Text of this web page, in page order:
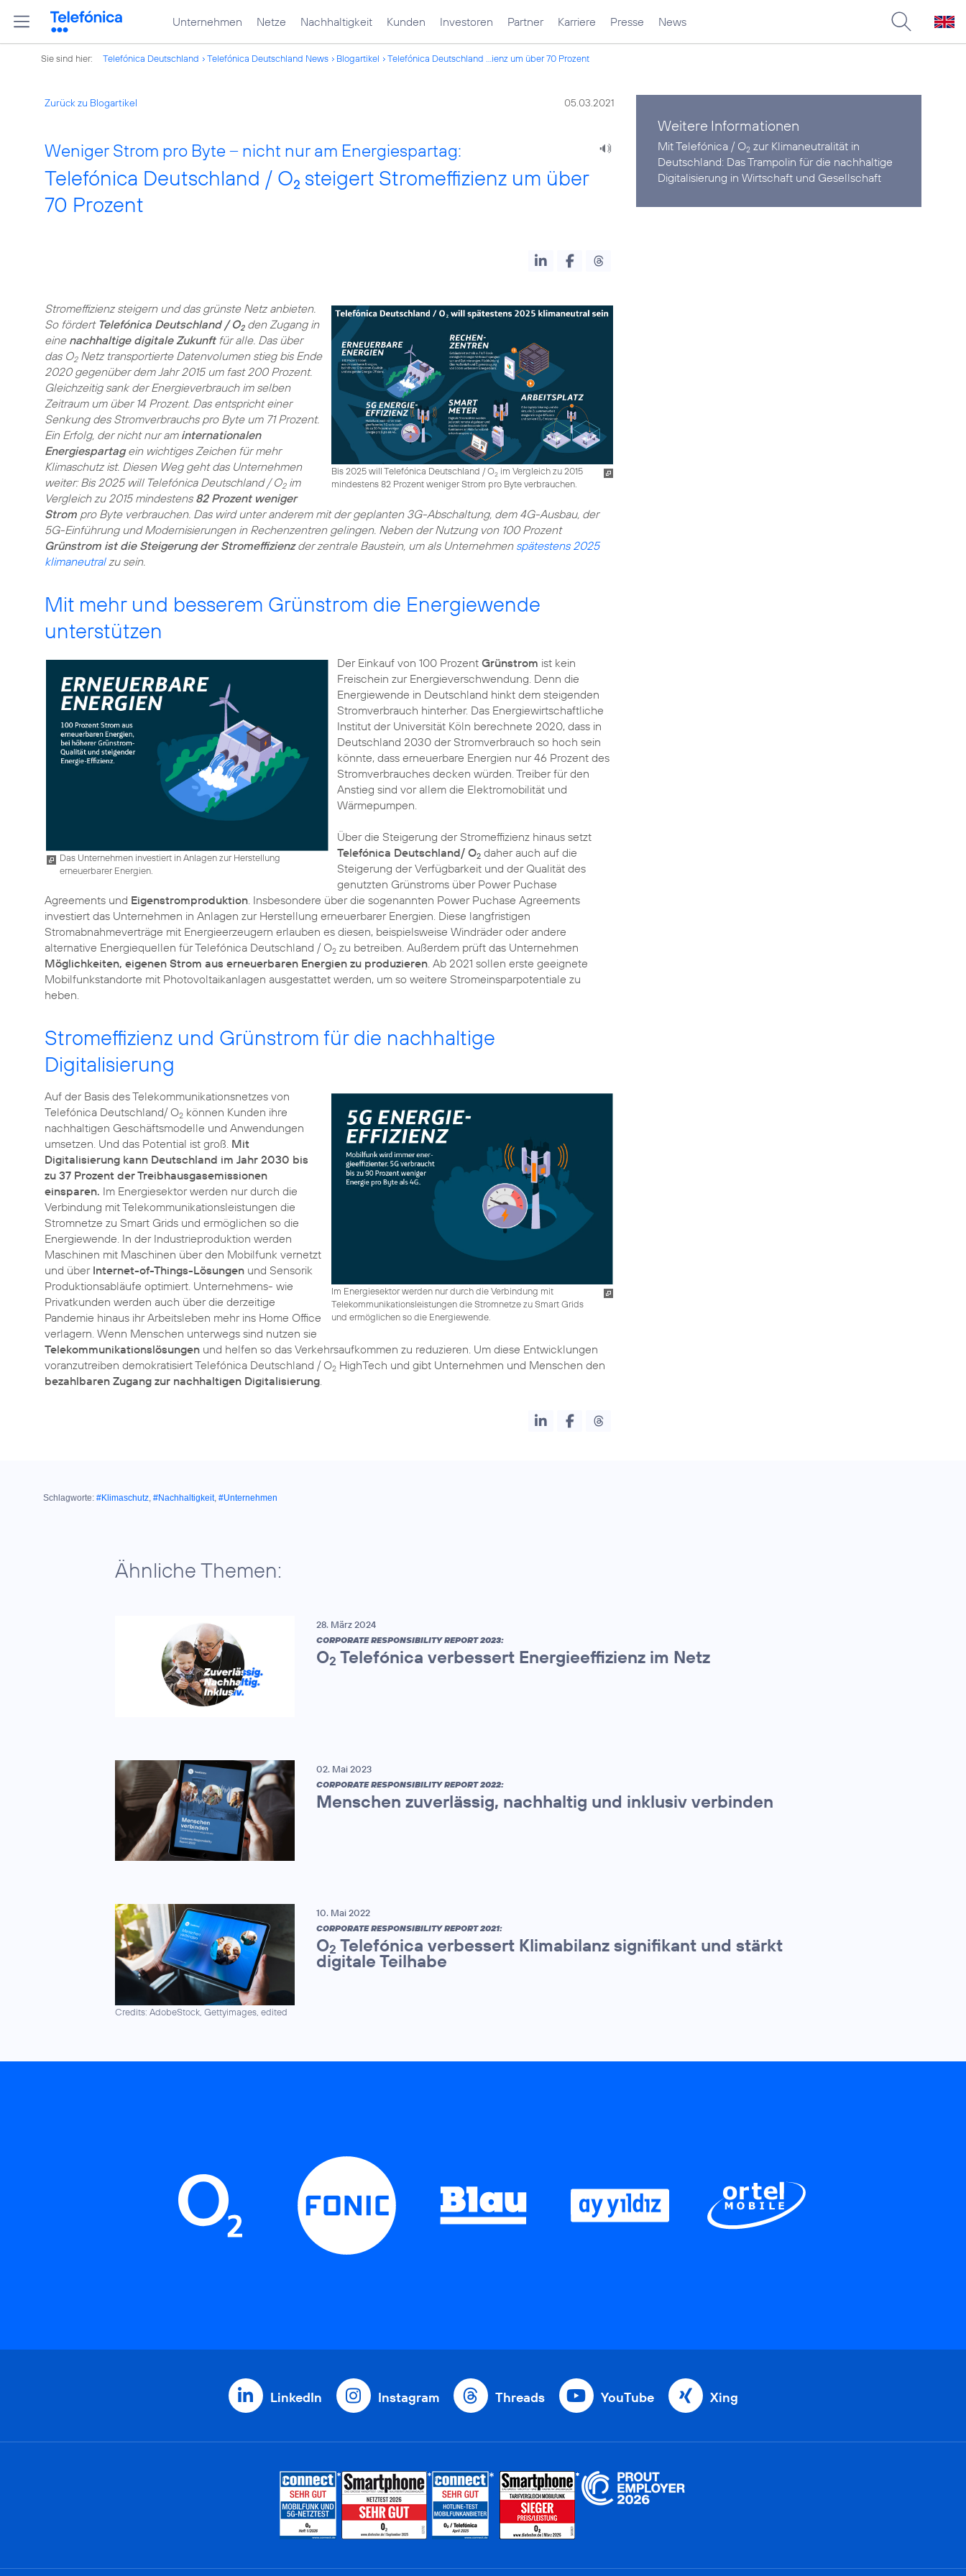
Unternehmen Netze Nachhaltigkeit Kunden Investoren Partner Karriere Presse News
Sie sind hier: Telefónica Deutschland Telefónica Deutschland News Blogartikel Telefónica Deutschland ...ienz um über 70 Prozent
Zurück zu Blogartikel 05.03.2021
Weniger Strom pro Byte – nicht nur am Energiespartag:
Telefónica Deutschland / O2 steigert Stromeffizienz um über
70 Prozent
Bis 2025 will Telefónica Deutschland / O2im Vergleich zu 2015
mindestens 82 Prozent weniger Strom pro Byte verbrauchen.
Stromeffizienz steigern und das grünste Netz anbieten.
So fördert Telefónica Deutschland / O2den Zugang in
eine nachhaltige digitale Zukunftfür alle. Das über
das O2Netz transportierte Datenvolumen stieg bis Ende
2020 gegenüber dem Jahr 2015 um fast 200 Prozent.
Gleichzeitig sank der Energieverbrauch im selben
Zeitraum um über 14 Prozent. Das entspricht einer
Senkung des Stromverbrauchs pro Byte um 71 Prozent.
Ein Erfolg, der nicht nur am internationalen
Energiespartagein wichtiges Zeichen für mehr
Klimaschutz ist. Diesen Weg geht das Unternehmen
weiter: Bis 2025 will Telefónica Deutschland / O2im
Vergleich zu 2015 mindestens 82 Prozent weniger
Strom pro Byte verbrauchen. Das wird unter anderem mit der geplanten 3G-Abschaltung, dem 4G-Ausbau, der
5G-Einführung und Modernisierungen in Rechenzentren gelingen. Neben der Nutzung von 100 Prozent
Grünstrom ist die Steigerung der Stromeffizienzder zentrale Baustein, um als Unternehmen spätestens 2025
klimaneutralzu sein.
Mit mehr und besserem Grünstrom die Energiewende
unterstützen
Das Unternehmen investiert in Anlagen zur Herstellung
erneuerbarer Energien.
Der Einkauf von 100 Prozent Grünstrom ist kein
Freischein zur Energieverschwendung. Denn die
Energiewende in Deutschland hinkt dem steigenden
Stromverbrauch hinterher. Das Energiewirtschaftliche
Institut der Universität Köln berechnete 2020, dass in
Deutschland 2030 der Stromverbrauch so hoch sein
könnte, dass erneuerbare Energien nur 46 Prozent des
Stromverbrauches decken würden. Treiber für den
Anstieg sind vor allem die Elektromobilität und
Wärmepumpen.
Über die Steigerung der Stromeffizienz hinaus setzt
Telefónica Deutschland/ O2daher auch auf die
Steigerung der Verfügbarkeit und der Qualität des
genutzten Grünstroms über Power Puchase
Agreements und Eigenstromproduktion. Insbesondere über die sogenannten Power Puchase Agreements
investiert das Unternehmen in Anlagen zur Herstellung erneuerbarer Energien. Diese langfristigen
Stromabnahmeverträge mit Energieerzeugern erlauben es diesen, beispielsweise Windräder oder andere
alternative Energiequellen für Telefónica Deutschland / O2 zu betreiben. Außerdem prüft das Unternehmen
Möglichkeiten, eigenen Strom aus erneuerbaren Energien zu produzieren. Ab 2021 sollen erste geeignete
Mobilfunkstandorte mit Photovoltaikanlagen ausgestattet werden, um so weitere Stromeinsparpotentiale zu
heben.
Stromeffizienz und Grünstrom für die nachhaltige
Digitalisierung
Im Energiesektor werden nur durch die Verbindung mit
Telekommunikationsleistungen die Stromnetze zu Smart Grids
und ermöglichen so die Energiewende.
Auf der Basis des Telekommunikationsnetzes von
Telefónica Deutschland/ O2 können Kunden ihre
nachhaltigen Geschäftsmodelle und Anwendungen
umsetzen. Und das Potential ist groß. Mit
Digitalisierung kann Deutschland im Jahr 2030 bis
zu 37 Prozent der Treibhausgasemissionen
einsparen. Im Energiesektor werden nur durch die
Verbindung mit Telekommunikationsleistungen die
Stromnetze zu Smart Grids und ermöglichen so die
Energiewende. In der Industrieproduktion werden
Maschinen mit Maschinen über den Mobilfunk vernetzt
und über Internet-of-Things-Lösungen und Sensorik
Produktionsabläufe optimiert. Unternehmens- wie
Privatkunden werden auch über die derzeitige
Pandemie hinaus ihr Arbeitsleben mehr ins Home Office
verlagern. Wenn Menschen unterwegs sind nutzen sie
Telekommunikationslösungen und helfen so das Verkehrsaufkommen zu reduzieren. Um diese Entwicklungen
voranzutreiben demokratisiert Telefónica Deutschland / O2 HighTech und gibt Unternehmen und Menschen den
bezahlbaren Zugang zur nachhaltigen Digitalisierung.
Weitere Informationen
Mit Telefónica / O2 zur Klimaneutralität in
Deutschland: Das Trampolin für die nachhaltige
Digitalisierung in Wirtschaft und Gesellschaft
Schlagworte: #Klimaschutz, #Nachhaltigkeit, #Unternehmen
Ähnliche Themen:
28. März 2024
CORPORATE RESPONSIBILITY REPORT 2023:
O2 Telefónica verbessert Energieeffizienz im Netz
02. Mai 2023
CORPORATE RESPONSIBILITY REPORT 2022:
Menschen zuverlässig, nachhaltig und inklusiv verbinden
Credits: AdobeStock, Gettyimages, edited
10. Mai 2022
CORPORATE RESPONSIBILITY REPORT 2021:
O2 Telefónica verbessert Klimabilanz signifikant und stärkt
digitale Teilhabe
LinkedIn Instagram Threads YouTube Xing